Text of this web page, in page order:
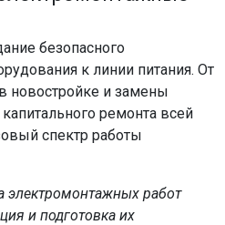
безопасного
к линии питания. От
новостройке и замены
ремонта всей
спектр работы
электромонтажных работ
и подготовка их